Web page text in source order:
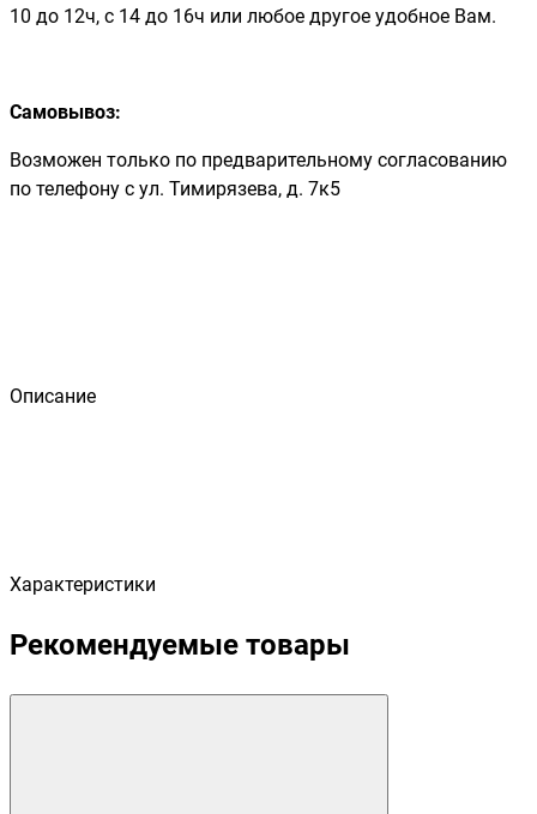
10 до 12ч, с 14 до 16ч или любое другое удобное Вам.
Самовывоз:
Возможен только по предварительному согласованию
по телефону с ул. Тимирязева, д. 7к5
Описание
Характеристики
Рекомендуемые товары